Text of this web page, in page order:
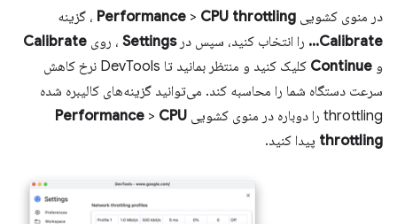
در منوی کشویی Performance > CPU throttling
، گزینه
Calibrate...
را انتخاب کنید، سپس درSettings ، روی Calibrate
و Continue
کلیک کنید و منتظر بمانید تا DevTools نرخ کاهش
سرعت دستگاه شما را محاسبه کند. می‌توانید گزینه‌های کالیبره شده
throttling را دوباره در منوی کشویی
Performance > CPU
throttling پیدا کنید.